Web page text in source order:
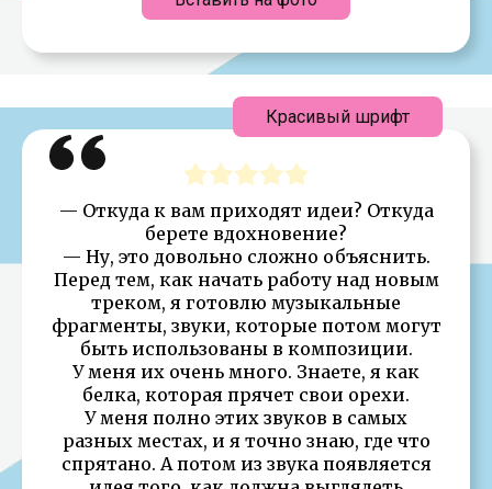
— Откуда к вам приходят идеи? Откуда
берете вдохновение?
— Ну, это довольно сложно объяснить.
Перед тем, как начать работу над новым
треком, я готовлю музыкальные
фрагменты, звуки, которые потом могут
быть использованы в композиции.
У меня их очень много. Знаете, я как
белка, которая прячет свои орехи.
У меня полно этих звуков в самых
разных местах, и я точно знаю, где что
спрятано. А потом из звука появляется
Красивый шрифт